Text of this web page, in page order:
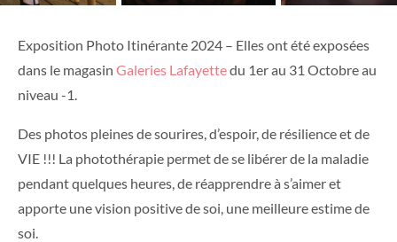
Exposition Photo Itinérante 2024 – Elles ont été exposées
dans le magasin Galeries Lafayettedu 1er au 31 Octobre au
niveau -1.
Des photos pleines de sourires, d’espoir, de résilience et de
VIE !!! La photothérapie permet de se libérer de la maladie
pendant quelques heures, de réapprendre à s’aimer et
apporte une vision positive de soi, une meilleure estime de
soi.